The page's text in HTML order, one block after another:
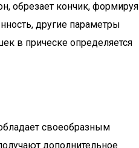
обрезает кончик, формируя
другие параметры
в прическе определяется
своеобразным
дополнительное